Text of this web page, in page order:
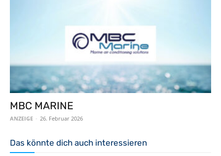
MBC MARINE
ANZEIGE - 26. Februar 2026
Das könnte dich auch interessieren